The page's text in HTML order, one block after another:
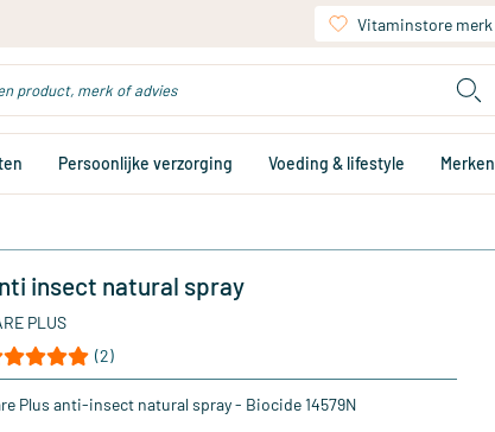
Vitaminstore merk
Persoonlijke verzorging Voeding & lifestyle Merken
insect natural spray
PLUS
(2)
Plus anti-insect natural spray - Biocide 14579N